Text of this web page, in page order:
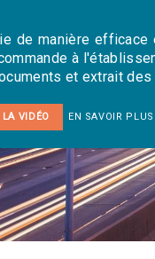
de manière efficace
à
et extrait
LA VIDÉO EN SAVOIR PLUS